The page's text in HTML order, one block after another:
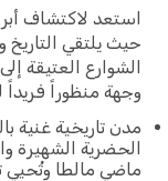
استعد لاكتشاف
حيث يلتقي
الشوارع العتيقة
وجهة منظوراً
مدن تاريخية غنية
الحضرية الشهيرة
ماضي مالطا وتُحيي